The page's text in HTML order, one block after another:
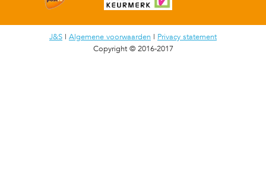
J&S | Algemene voorwaarden | Privacy statement
Copyright © 2016-2017